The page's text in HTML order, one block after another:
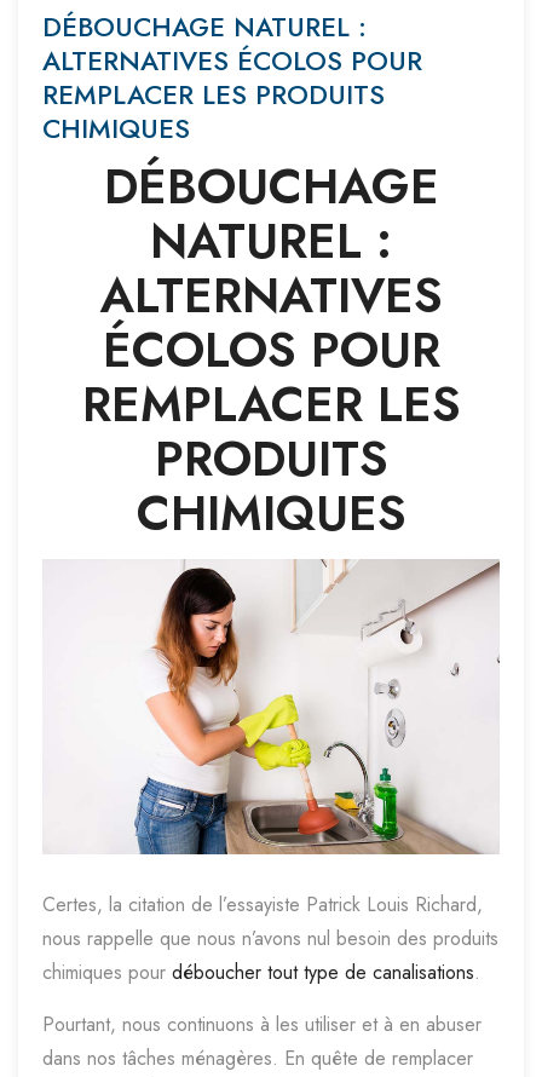
DÉBOUCHAGE NATUREL :
ALTERNATIVES ÉCOLOS POUR
REMPLACER LES PRODUITS
CHIMIQUES
DÉBOUCHAGE
NATUREL :
ALTERNATIVES
ÉCOLOS POUR
REMPLACER LES
PRODUITS
CHIMIQUES
Certes, la citation de l’essayiste Patrick Louis Richard,
nous rappelle que nous n’avons nul besoin des produits
chimiques pour déboucher tout type de canalisations.
Pourtant, nous continuons à les utiliser et à en abuser
dans nos tâches ménagères. En quête de remplacer